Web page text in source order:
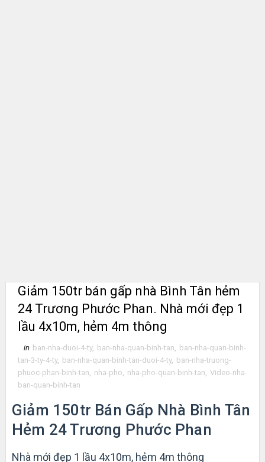
Giảm 150tr bán gấp nhà Bình Tân hẻm
24 Trương Phước Phan. Nhà mới đẹp 1
lầu 4x10m, hẻm 4m thông
in ban-nha-duoi-4-ty, ban-nha-quan-binh-tan, ban-nha-quan-binh-
tan-3-ty-4-ty, ban-nha-quan-binh-tan-duoi-4-ty, ban-nha-truong-
phuoc-phan-binh-tan, nha-pho, nha-pho-quan-binh-tan, Video-nha-
ban-quan-binh-tan
Giảm 150tr Bán Gấp Nhà Bình Tân
Hẻm 24 Trương Phước Phan
Nhà mới đẹp 1 lầu 4x10m, hẻm 4m thông